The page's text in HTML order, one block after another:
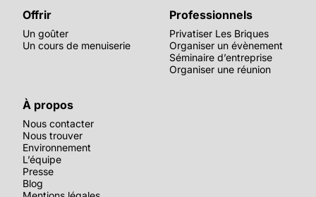
Offrir
Un goûter
Un cours de menuiserie
Professionnels
Privatiser Les Briques
Organiser un évènement
Séminaire d’entreprise
Organiser une réunion
À propos
Nous contacter
Nous trouver
Environnement
L’équipe
Presse
Blog